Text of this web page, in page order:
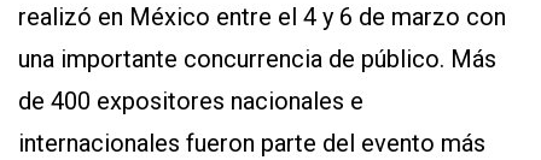
SERVICIOS
realizó en México entre el 4 y 6 de marzo con
una importante concurrencia de público. Más
de 400 expositores nacionales e
internacionales fueron parte del evento más